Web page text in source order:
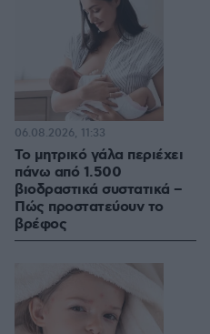
Το μητρικό γάλα περιέχει
πάνω από 1.500
βιοδραστικά συστατικά –
Πώς προστατεύουν το
βρέφος
06.08.2026, 11:33